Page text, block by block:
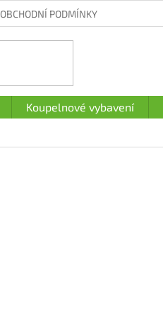
OBCHODNÍ PODMÍNKY
Koupelnové vybavení